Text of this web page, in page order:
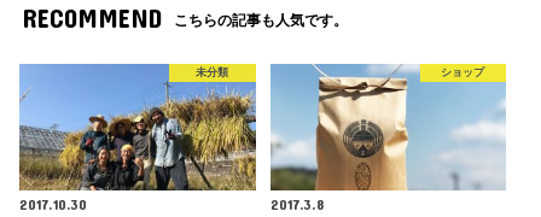
RECOMMEND こちらの記事も人気です。
未分類
2017.10.30
ショップ
2017.3.8